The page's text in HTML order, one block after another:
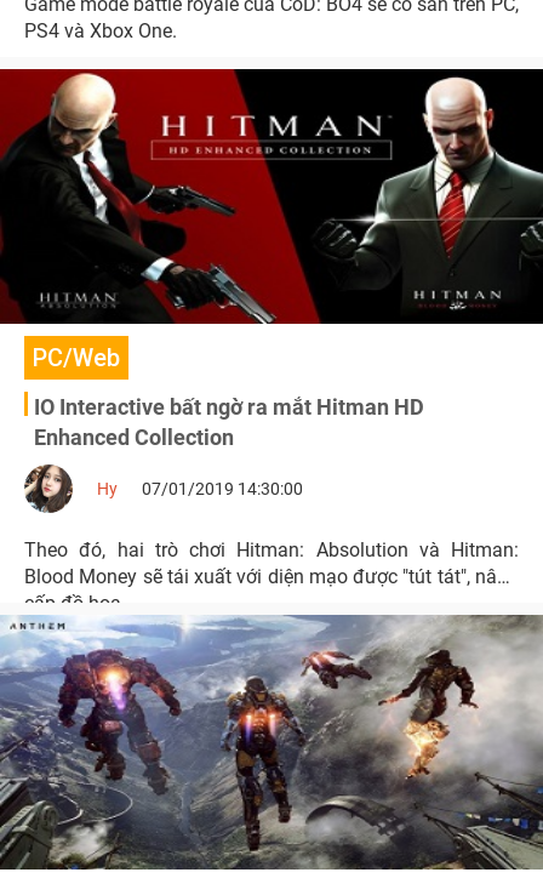
PS4 và Xbox One.
PC/Web
IO Interactive bất ngờ ra mắt Hitman HD
Enhanced Collection
Hy 07/01/2019 14:30:00
Theo đó, hai trò chơi Hitman: Absolution và Hitman:
Blood Money sẽ tái xuất với diện mạo được "tút tát", nâng
cấp đồ họa.